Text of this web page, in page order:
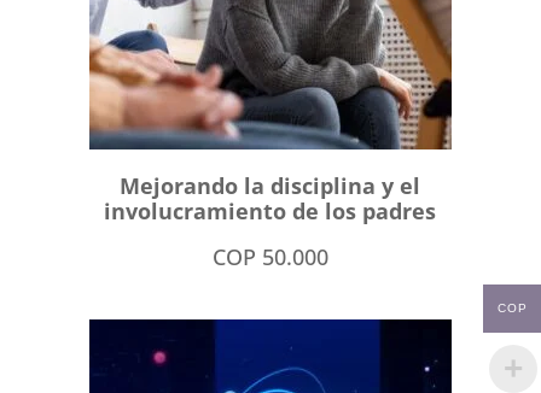
Mejorando la disciplina y el
involucramiento de los padres
COP 50.000
COP